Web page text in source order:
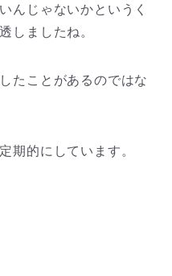
んじゃないかというく
しましたね。
たことがあるのではな
期的にしています。